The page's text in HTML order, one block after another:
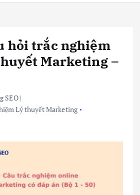
hỏi trắc nghiệm
Marketing –
SEO|
Lý thuyết Marketing